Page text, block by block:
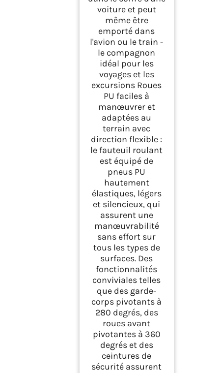
voiture et peut
même être
emporté dans
l'avion ou le train -
le compagnon
idéal pour les
voyages et les
excursions Roues
PU faciles à
manœuvrer et
adaptées au
terrain avec
direction flexible :
le fauteuil roulant
est équipé de
pneus PU
hautement
élastiques, légers
et silencieux, qui
assurent une
manœuvrabilité
sans effort sur
tous les types de
surfaces. Des
fonctionnalités
conviviales telles
que des garde-
corps pivotants à
280 degrés, des
roues avant
pivotantes à 360
degrés et des
ceintures de
sécurité assurent